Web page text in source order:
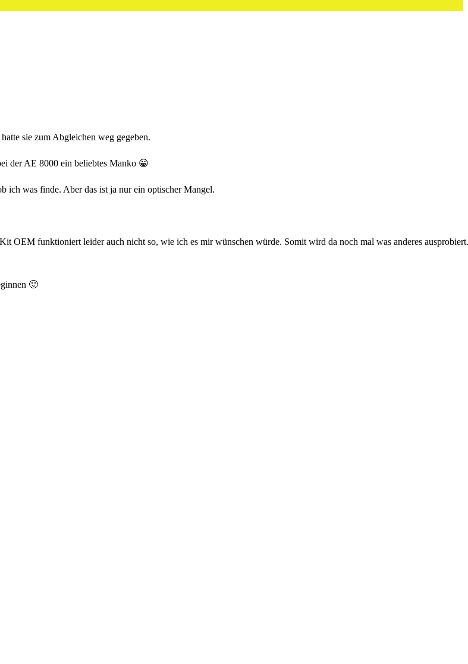
sie zum Abgleichen weg gegeben.
der AE 8000 ein beliebtes Manko 😀
ich was finde. Aber das ist ja nur ein optischer Mangel.
OEM funktioniert leider auch nicht so, wie ich es mir wünschen würde. Somit wird da noch mal was anderes
🙂